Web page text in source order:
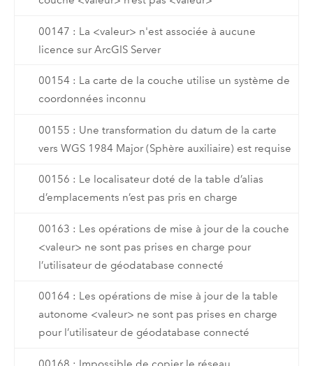
00147 : La <valeur> n'est associée à aucune
licence sur ArcGIS Server
00154 : La carte de la couche utilise un système de
coordonnées inconnu
00155 : Une transformation du datum de la carte
vers WGS 1984 Major (Sphère auxiliaire) est requise
00156 : Le localisateur doté de la table d’alias
d’emplacements n’est pas pris en charge
00163 : Les opérations de mise à jour de la couche
<valeur> ne sont pas prises en charge pour
l’utilisateur de géodatabase connecté
00164 : Les opérations de mise à jour de la table
autonome <valeur> ne sont pas prises en charge
pour l’utilisateur de géodatabase connecté